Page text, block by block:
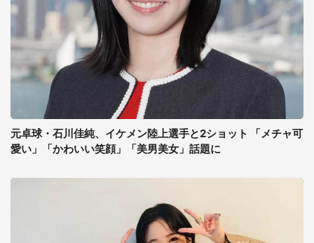
元卓球・石川佳純、イケメン陸上選手と2ショット 「メチャ可
愛い」「かわいい笑顔」「美男美女」話題に